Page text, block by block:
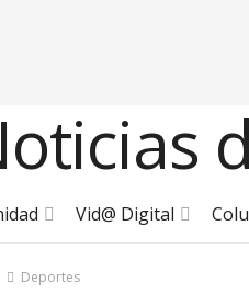
Vid@ Digital
Deportes